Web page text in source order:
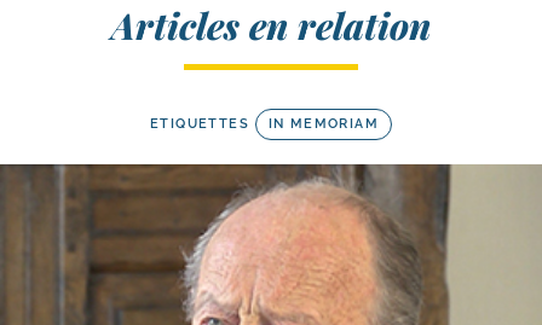
Articles en relation
ETIQUETTES IN MEMORIAM